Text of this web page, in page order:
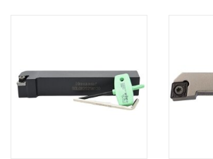
Alles om te Zagen |